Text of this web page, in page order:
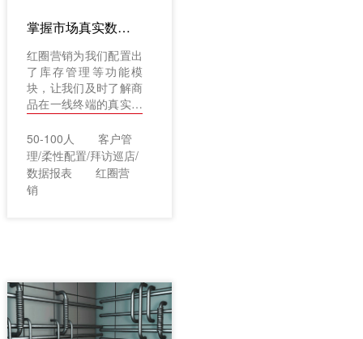
掌握市场真实数据 助推销量增长
红圈营销为我们配置出
了库存管理等功能模
块，让我们及时了解商
品在一线终端的真实数
据，有效推动了销量提
升。
50-100人
客户管
理/柔性配置/拜访巡店/
数据报表
红圈营
销